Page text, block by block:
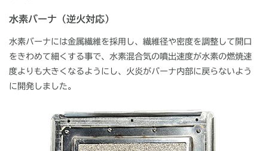
水素バーナ（逆火対応）
水素バーナには金属繊維を採用し、繊維径や密度を調整して開口
をきわめて細くする事で、水素混合気の噴出速度が水素の燃焼速
度よりも大きくなるようにし、火炎がバーナ内部に戻らないよう
に開発しました。